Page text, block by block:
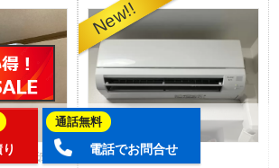
H 様邸 東京都墨田区 M 様邸
通話無料
電話でお問合せ